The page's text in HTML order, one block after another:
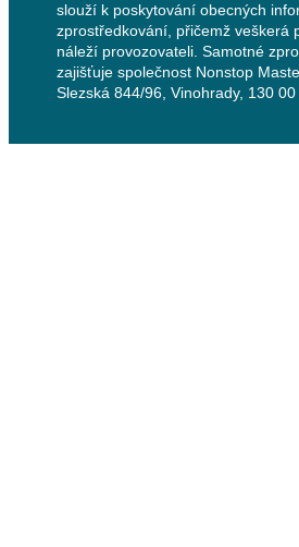
slouží k poskytování obecných
zprostředkování, přičemž veškerá
náleží provozovateli. Samotné
zajišťuje společnost Nonstop
Slezská 844/96, Vinohrady, 130